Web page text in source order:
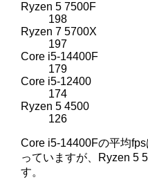
Ryzen 5 7500F
198
Ryzen 7 5700X
197
Core i5-14400F
179
Core i5-12400
174
Ryzen 5 4500
126
Core i5-14400Fの平均
っていますが、Ryzen 5
す。